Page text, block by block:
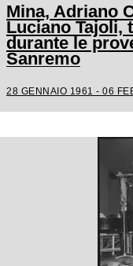
Mina, Adriano
Luciano Tajoli,
durante le
Sanremo
28 GENNAIO 1961 - 06